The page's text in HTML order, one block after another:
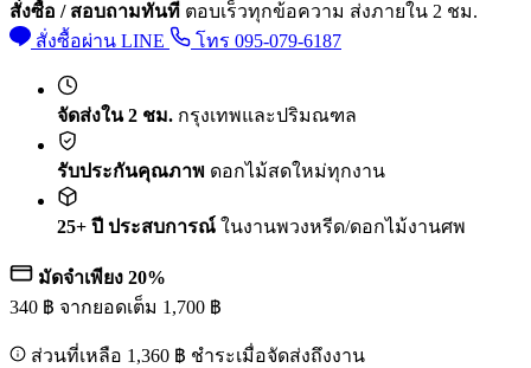
สั่งซื้อ / สอบถามทันที ตอบเร็วทุกข้อความ ส่งภายใน 2 ชม.
สั่งซื้อผ่าน LINE
โทร 095-079-6187
จัดส่งใน 2 ชม. กรุงเทพและปริมณฑล
รับประกันคุณภาพ ดอกไม้สดใหม่ทุกงาน
25+ ปี ประสบการณ์ ในงานพวงหรีด/ดอกไม้งานศพ
มัดจำเพียง 20%
340 ฿ จากยอดเต็ม 1,700 ฿
ส่วนที่เหลือ 1,360 ฿ ชำระเมื่อจัดส่งถึงงาน